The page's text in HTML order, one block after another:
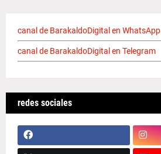
canal de BarakaldoDigital en WhatsApp
canal de BarakaldoDigital en Telegram
redes sociales